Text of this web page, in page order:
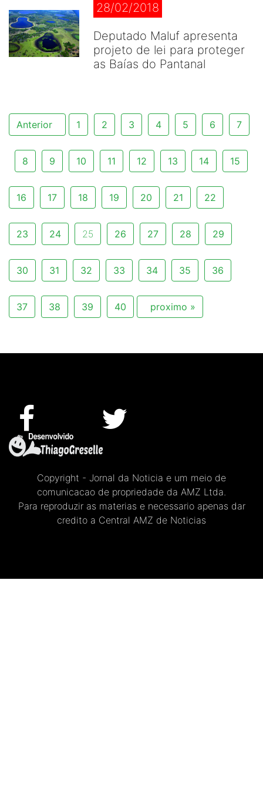
28/02/2018
Deputado Maluf apresenta
projeto de lei para proteger
as Baías do Pantanal
Anterior 1 2 3 4 5 6 7
8 9 10 11 12 13 14 15
16 17 18 19 20 21 22
23 24 25 26 27 28 29
30 31 32 33 34 35 36
37 38 39 40 proximo »
Copyright - Jornal da Noticia e um meio de
comunicacao de propriedade da AMZ Ltda.
Para reproduzir as materias e necessario apenas dar
credito a Central AMZ de Noticias